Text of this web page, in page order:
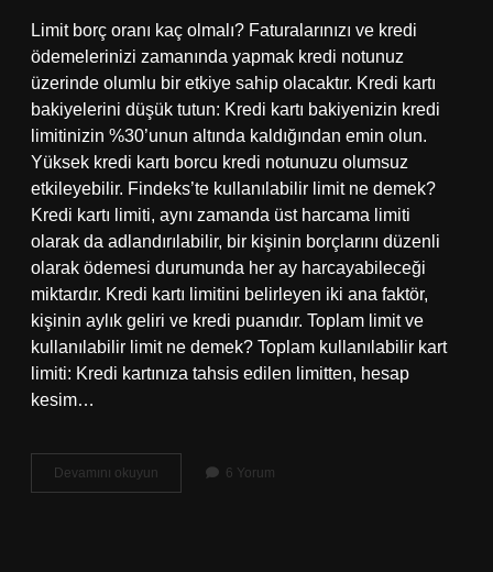
Limit borç oranı kaç olmalı? Faturalarınızı ve kredi
ödemelerinizi zamanında yapmak kredi notunuz
üzerinde olumlu bir etkiye sahip olacaktır. Kredi kartı
bakiyelerini düşük tutun: Kredi kartı bakiyenizin kredi
limitinizin %30’unun altında kaldığından emin olun.
Yüksek kredi kartı borcu kredi notunuzu olumsuz
etkileyebilir. Findeks’te kullanılabilir limit ne demek?
Kredi kartı limiti, aynı zamanda üst harcama limiti
olarak da adlandırılabilir, bir kişinin borçlarını düzenli
olarak ödemesi durumunda her ay harcayabileceği
miktardır. Kredi kartı limitini belirleyen iki ana faktör,
kişinin aylık geliri ve kredi puanıdır. Toplam limit ve
kullanılabilir limit ne demek? Toplam kullanılabilir kart
limiti: Kredi kartınıza tahsis edilen limitten, hesap
kesim…
Devamını okuyun
Kullanım
6 Yorum